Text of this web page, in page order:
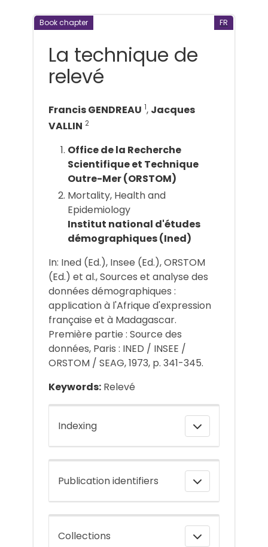
Book chapter FR
La technique de
relevé
Francis GENDREAU 1, Jacques
VALLIN 2
Office de la Recherche
Scientifique et Technique
Outre-Mer (ORSTOM)
Mortality, Health and
Epidemiology
Institut national d'études
démographiques (Ined)
In: Ined (Ed.), Insee (Ed.), ORSTOM
(Ed.) et al., Sources et analyse des
données démographiques :
application à l'Afrique d'expression
française et à Madagascar.
Première partie : Source des
données, Paris : INED / INSEE /
ORSTOM / SEAG, 1973, p. 341-345.
Keywords: Relevé
Indexing
Publication identifiers
Collections